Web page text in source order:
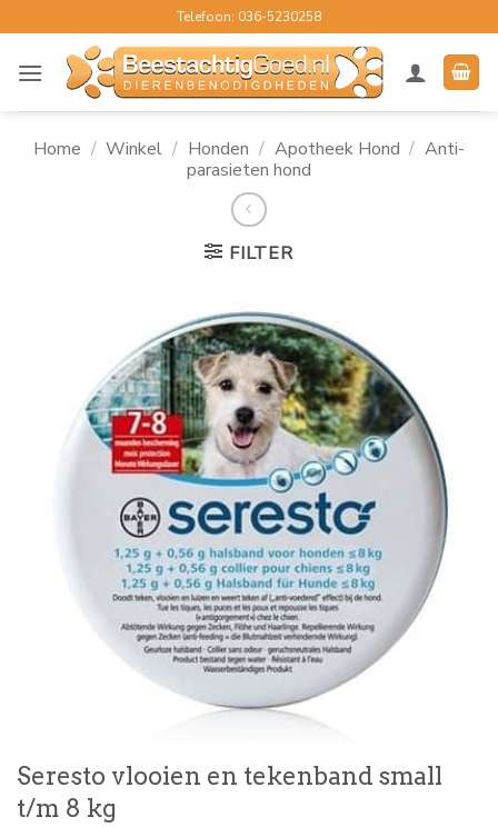
naar
inhoud
Telefoon: 036-5230258
Home / Winkel / Honden / Apotheek Hond / Anti-
parasieten hond
FILTER
Seresto vlooien en tekenband small
t/m 8 kg